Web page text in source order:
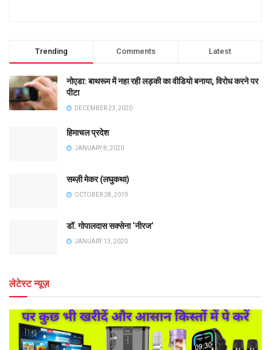
Trending Comments Latest
नोएडा: बाथरूम में नहा रही लड़की का वीडियो बनाया, विरोध करने पर
पीटा
DECEMBER 23, 2020
हिमाचल प्रदेश
JANUARY 8, 2020
सब्ज़ी मेकर (लघुकथा)
OCTOBER 28, 2019
डॉ. गोपालदास सक्सेना ‘नीरज’
JANUARY 13, 2020
लेटेस्ट न्यूज़